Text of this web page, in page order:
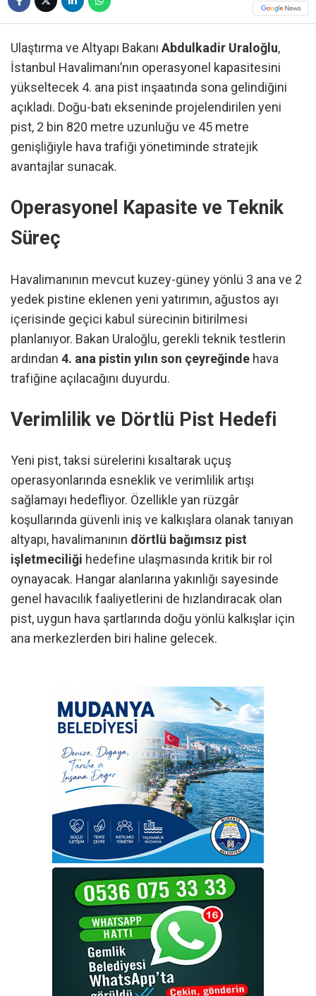
Ulaştırma ve Altyapı Bakanı Abdulkadir Uraloğlu,
İstanbul Havalimanı’nın operasyonel kapasitesini
yükseltecek 4. ana pist inşaatında sona gelindiğini
açıkladı. Doğu-batı ekseninde projelendirilen yeni
pist, 2 bin 820 metre uzunluğu ve 45 metre
genişliğiyle hava trafiği yönetiminde stratejik
avantajlar sunacak.
Operasyonel Kapasite ve Teknik
Süreç
Havalimanının mevcut kuzey-güney yönlü 3 ana ve 2
yedek pistine eklenen yeni yatırımın, ağustos ayı
içerisinde geçici kabul sürecinin bitirilmesi
planlanıyor. Bakan Uraloğlu, gerekli teknik testlerin
ardından 4. ana pistin yılın son çeyreğinde hava
trafiğine açılacağını duyurdu.
Verimlilik ve Dörtlü Pist Hedefi
Yeni pist, taksi sürelerini kısaltarak uçuş
operasyonlarında esneklik ve verimlilik artışı
sağlamayı hedefliyor. Özellikle yan rüzgâr
koşullarında güvenli iniş ve kalkışlara olanak tanıyan
altyapı, havalimanının dörtlü bağımsız pist
işletmeciliği hedefine ulaşmasında kritik bir rol
oynayacak. Hangar alanlarına yakınlığı sayesinde
genel havacılık faaliyetlerini de hızlandıracak olan
pist, uygun hava şartlarında doğu yönlü kalkışlar için
ana merkezlerden biri haline gelecek.